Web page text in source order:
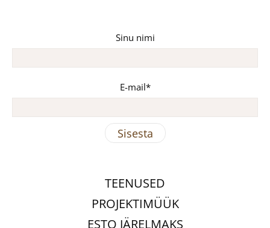
Sinu nimi
E-mail
TEENUSED
PROJEKTIMÜÜK
ESTO JÄRELMAKS